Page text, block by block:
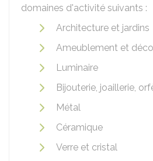
domaines d'activité suivants :
Architecture et jardins
Ameublement et
Luminaire
Bijouterie, joaillerie,
Métal
Céramique
Verre et cristal